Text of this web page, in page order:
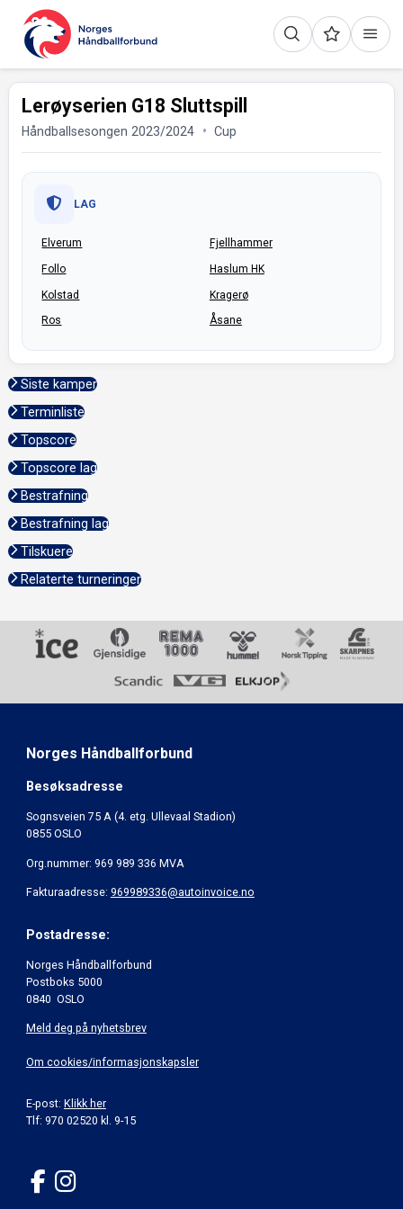
Lerøyserien G18 Sluttspill
Håndballsesongen 2023/2024 Cup
LAG
Elverum Fjellhammer
Follo Haslum HK
Kolstad Kragerø
Ros Åsane
Siste kamper
Terminliste
Topscore
Topscore lag
Bestrafning
Bestrafning lag
Tilskuere
Relaterte turneringer
Norges Håndballforbund
Besøksadresse
Sognsveien 75 A (4. etg. Ullevaal Stadion)
0855 OSLO
Org.nummer: 969 989 336 MVA
Fakturaadresse: 969989336@autoinvoice.no
Postadresse:
Norges Håndballforbund
Postboks 5000
0840 OSLO
Meld deg på nyhetsbrev
Om cookies/informasjonskapsler
E-post: Klikk her
Tlf: 970 02520 kl. 9-15